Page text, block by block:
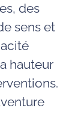
des
sens et
hauteur